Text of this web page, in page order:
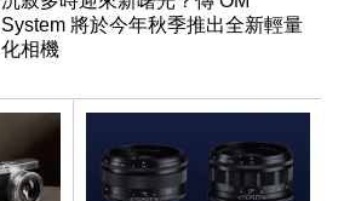
System 將於今年秋季推出全新輕量
化相機